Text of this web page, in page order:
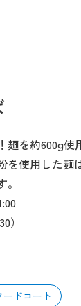
麺を約600g使
を使用した麺
）
ドコート